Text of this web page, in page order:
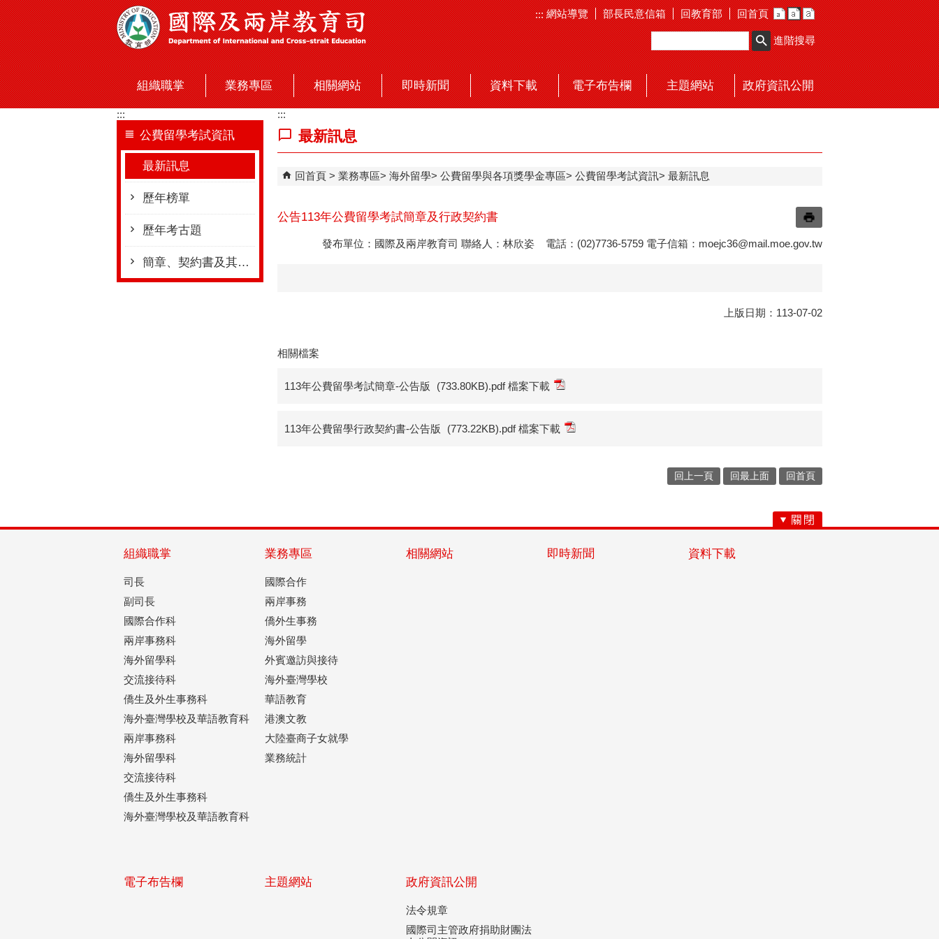
跳到主要內容區塊 :::網站導覽 部長民意信箱 回教育部 回首頁
進階搜尋
組織職掌 業務專區 相關網站 即時新聞 資料下載 電子布告欄 主題網站 政府資訊公開
:::
公費留學考試資訊
最新訊息
歷年榜單
歷年考古題
簡章、契約書及其他相關表格下載
:::
最新訊息
回首頁 業務專區 海外留學 公費留學與各項獎學金專區 公費留學考試資訊 最新訊息
公告113年公費留學考試簡章及行政契約書
發布單位：國際及兩岸教育司 聯絡人：林欣姿 電話：(02)7736-5759 電子信箱： moejc36@mail.moe.gov.tw
上版日期：113-07-02
相關檔案
113年公費留學考試簡章-公告版 (733.80KB).pdf 檔案下載
113年公費留學行政契約書-公告版 (773.22KB).pdf 檔案下載
回上一頁 回最上面 回首頁
組織職掌
司長
副司長
國際合作科
兩岸事務科
海外留學科
交流接待科
僑生及外生事務科
海外臺灣學校及華語教育科
兩岸事務科
海外留學科
交流接待科
僑生及外生事務科
海外臺灣學校及華語教育科
業務專區
國際合作
兩岸事務
僑外生事務
海外留學
外賓邀訪與接待
海外臺灣學校
華語教育
港澳文教
大陸臺商子女就學
業務統計
相關網站 即時新聞 資料下載
電子布告欄 主題網站 政府資訊公開
法令規章
國際司主管政府捐助財團法